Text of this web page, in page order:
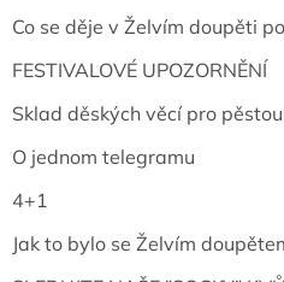
Co se děje v Želvím doupěti
FESTIVALOVÉ UPOZORNĚNÍ
Sklad děských věcí pro
O jednom telegramu
4+1
Jak to bylo se Želvím